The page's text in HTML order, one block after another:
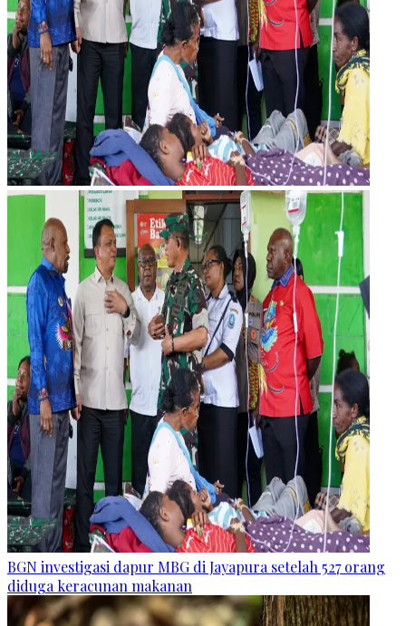
BGN investigasi dapur MBG di Jayapura setelah 527 orang
diduga keracunan makanan